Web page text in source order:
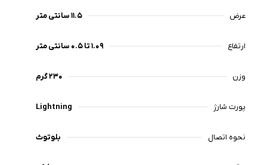
عرض ۱۱.۵ سانتی متر
ارتفاع ۱.۰۹ تا ۰.۵ سانتی متر
وزن ۲۳۰ گرم
پورت شارژ Lightning
نحوه اتصال بلوتوث